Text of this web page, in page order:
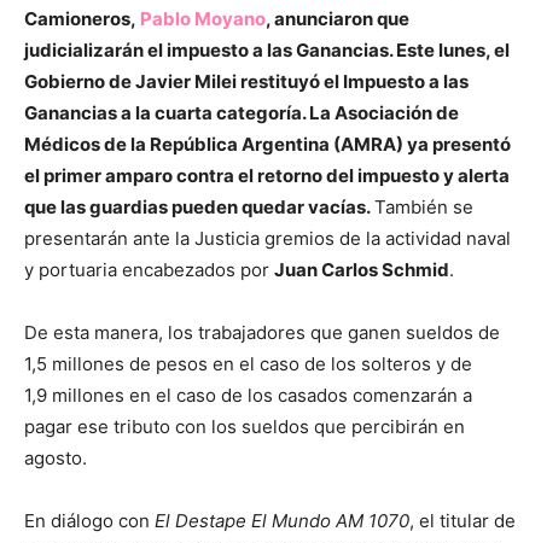
Camioneros, Pablo Moyano, anunciaron que
judicializarán el impuesto a las Ganancias. Este lunes, el
Gobierno de Javier Milei restituyó el Impuesto a las
Ganancias a la cuarta categoría. La Asociación de
Médicos de la República Argentina (AMRA) ya presentó
el primer amparo contra el retorno del impuesto y alerta
que las guardias pueden quedar vacías.También se
presentarán ante la Justicia gremios de la actividad naval
y portuaria encabezados por Juan Carlos Schmid.
De esta manera, los trabajadores que ganen sueldos de
1,5 millones de pesos en el caso de los solteros y de
1,9 millones en el caso de los casados comenzarán a
pagar ese tributo con los sueldos que percibirán en
agosto.
En diálogo con El Destape El Mundo AM 1070, el titular de